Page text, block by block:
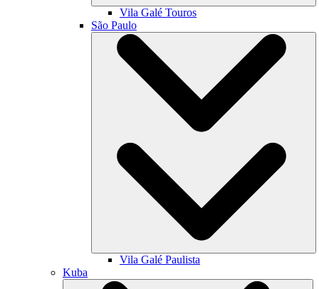
Vila Galé Touros
São Paulo
Vila Galé Paulista
Kuba